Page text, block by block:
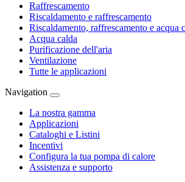
Raffrescamento
Riscaldamento e raffrescamento
Riscaldamento, raffrescamento e acqua
Acqua calda
Purificazione dell'aria
Ventilazione
Tutte le applicazioni
Navigation
La nostra gamma
Applicazioni
Cataloghi e Listini
Incentivi
Configura la tua pompa di calore
Assistenza e supporto